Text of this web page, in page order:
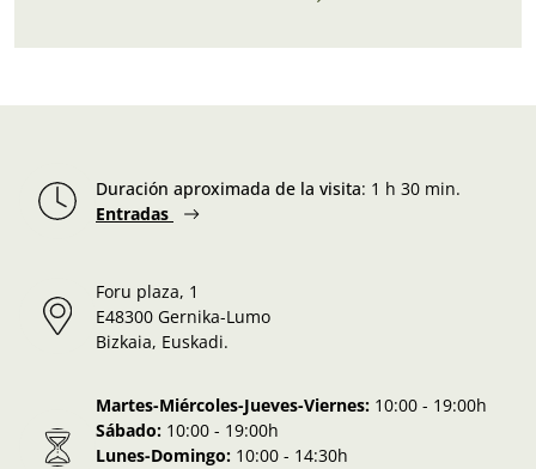
Duración aproximada de la visita: 1 h 30 min.
Entradas
Foru plaza, 1
E48300 Gernika-Lumo
Bizkaia, Euskadi.
Martes-Miércoles-Jueves-Viernes: 10:00 - 19:00h
Sábado: 10:00 - 19:00h
Lunes-Domingo: 10:00 - 14:30h